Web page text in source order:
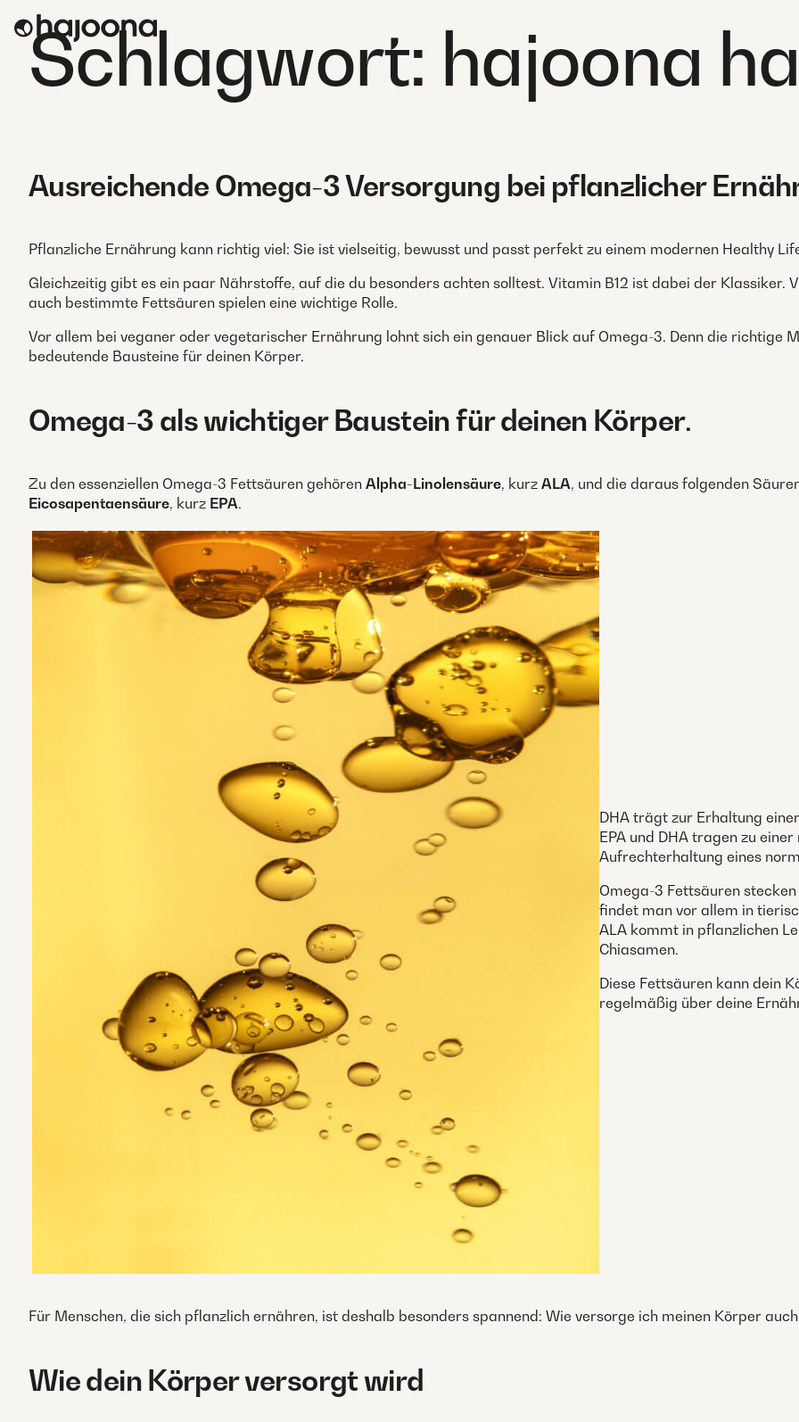
contentSchlagwort: hajoona
Ausreichende Omega-3 Versorgung bei pflanzlicher
Pflanzliche Ernährung kann richtig viel: Sie ist vielseitig, bewusst und passt perfekt zu einem modernen Healthy
Gleichzeitig gibt es ein paar Nährstoffe, auf die du besonders achten solltest. Vitamin B12 ist dabei der Klassiker.
auch bestimmte Fettsäuren spielen eine wichtige Rolle.
Vor allem bei veganer oder vegetarischer Ernährung lohnt sich ein genauer Blick auf Omega-3. Denn die richtige
bedeutende Bausteine für deinen Körper.
Omega-3 als wichtiger Baustein für deinen Körper.
Zu den essenziellen Omega-3 Fettsäuren gehören Alpha-Linolensäure, kurz ALA, und die daraus folgenden
Eicosapentaensäure, kurz EPA.
DHA trägt zur Erhaltung
EPA und DHA tragen zu
Aufrechterhaltung eines
Omega-3 Fettsäuren
findet man vor allem in
ALA kommt in pflanzlichen
Chiasamen.
Diese Fettsäuren kann dein
regelmäßig über deine
Für Menschen, die sich pflanzlich ernähren, ist deshalb besonders spannend: Wie versorge ich meinen Körper
Wie dein Körper versorgt wird